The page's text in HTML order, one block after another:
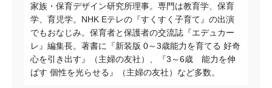
家族・保育デザイン研究所理事。専門は教育学、保育
学、育児学。NHK Eテレの『すくすく子育て』の出演
でもおなじみ。保育者と保護者の交流誌『エデュカー
レ』編集長。著書に『新装版 0～3歳能力を育てる 好奇
心を引き出す』（主婦の友社）、『3～6歳 能力を伸
ばす 個性を光らせる』（主婦の友社）など多数。